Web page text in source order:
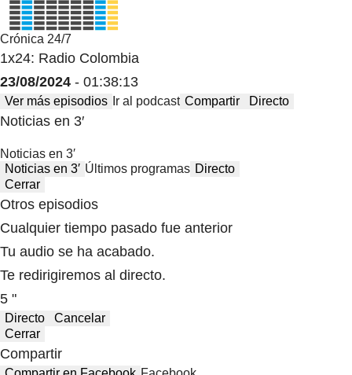
Crónica 24/7
1x24: Radio Colombia
23/08/2024 - 01:38:13
Ver más episodios Ir al podcast Compartir Directo
Noticias en 3′
Noticias en 3′
Noticias en 3′ Últimos programas Directo
Cerrar
Otros episodios
Cualquier tiempo pasado fue anterior
Tu audio se ha acabado.
Te redirigiremos al directo.
5 "
Directo
Cancelar
Cerrar
Compartir